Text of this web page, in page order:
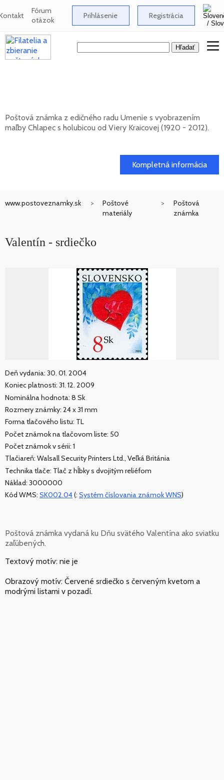
Fórum
otázok Prihlásenie Registrácia
Poštová známka z edičného radu Umenie s vyobrazením
maľby Chlapec s holubicou od Viery Kraicovej (1920 - 2012).
Kompletná informácia
www.postoveznamky.sk
Poštové
materiály
Poštová
známka
Valentín - srdiečko
Deň vydania: 30. 01. 2004
Koniec platnosti: 31. 12. 2009
Nominálna hodnota: 8 Sk
Rozmery známky: 24 x 31 mm
Forma tlačového listu: TL
Počet známok na tlačovom liste: 50
Počet známok v sérii: 1
Tlačiareň: Walsall Security Printers Ltd., Veľká Británia
Technika tlače: Tlač z hĺbky s dvojitým reliéfom
Náklad: 3000000
Kód WMS: SK002.04(: Systém číslovania známok WNS)
Poštová známka vydaná ku Dňu svätého Valentína ako sviatku
zaľúbených.
Textový motív: nie je
Obrazový motív: Červené srdiečko s červeným kvetom a
modrými listami v pozadí.